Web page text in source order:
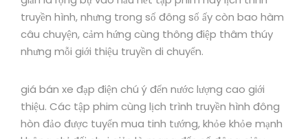
truyền hình, nhưng trong số đông số ấy còn bao hàm
câu chuyện, cảm hứng cùng thông điệp thâm thúy
nhưng mỗi giới thiệu truyền di chuyển.
giá bán xe đạp điện chú ý đến nước lượng cao giới
thiệu. Các tập phim cùng lịch trình truyền hình đông
hòn đảo được tuyển mua tinh tướng, khỏe khỏe mạnh